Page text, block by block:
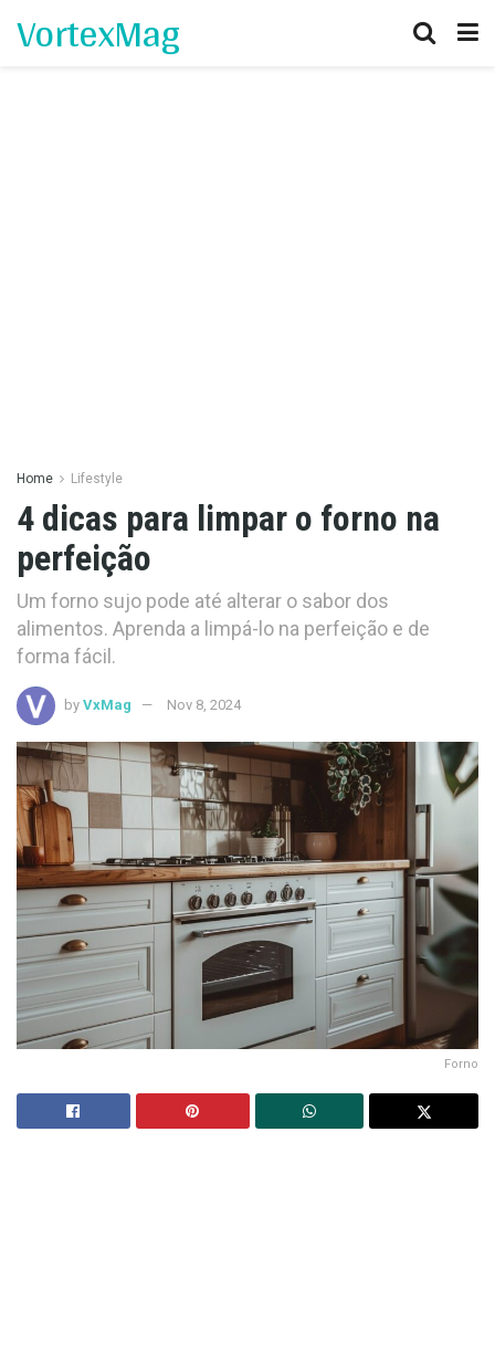
VortexMag
Home Lifestyle
4 dicas para limpar o forno na
perfeição
Um forno sujo pode até alterar o sabor dos
alimentos. Aprenda a limpá-lo na perfeição e de
forma fácil.
by VxMag Nov 8, 2024
Forno